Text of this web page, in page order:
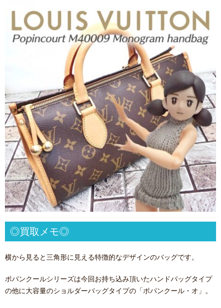
◎買取メモ◎
横から見ると三角形に見える特徴的なデザインのバッグです。
ポパンクールシリーズは今回お持ち込み頂いたハンドバッグタイプ
の他に大容量のショルダーバッグタイプの「ポパンクール・オ」。